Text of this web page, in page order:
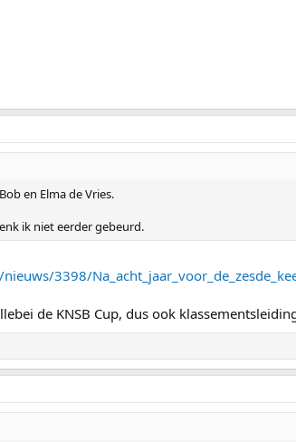
en Elma de Vries.
ik niet eerder gebeurd.
3398/
de KNSB Cup, dus ook